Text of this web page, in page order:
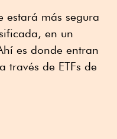
estará más segura
en un
es donde entran
través de ETFs de